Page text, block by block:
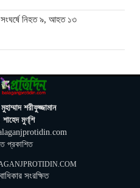
সংঘর্ষে নিহত ৯, আহত ১৩
করল ঢাকার ভারতীয় হাইকমিশন
আন্দোলনের প্রতিচ্ছবি: প্রধানমন্ত্রী
ইরান যুদ্ধ ও মধ্যবর্তী নির্বাচন সামনে
শরীফুজ্জামান
মুণ্‌শি
প্রকাশিত
সংরক্ষিত